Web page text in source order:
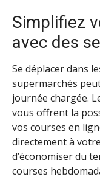
Simplifiez
avec des
Se déplacer dans
supermarchés
journée chargée.
vous offrent la
vos courses en
directement à
d’économiser du
courses